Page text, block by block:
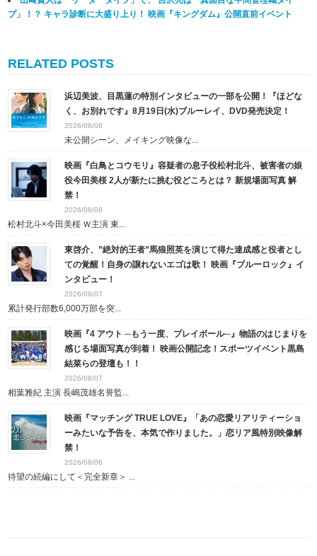
プ」！？ キャラ診断に大盛り上り！ 映画『キングダム』公開直前イベント
RELATED POSTS
浜辺美波、目黒蓮の特別インタビューの一部を公開！『ほどな
く、お別れです』8月19日(水)ブルーレイ、DVD発売決定！
2026/08/08
未公開シーン、メイキング映像な...
映画『白鳥とコウモリ』容疑者の息子役松村北斗、被害者の娘
役今田美桜 2人が新たに挑む役どころとは？ 新規場面写真 解
禁！
2026/08/08
松村北斗×今田美桜 Ｗ主演 東...
東啓介、”絶対的王者”馬狼照英を演じて得た達成感と役者とし
ての覚醒！自身の譲れないエゴは歌！ 映画『ブルーロック』イ
ンタビュー！
2026/08/07
累計発行部数6,000万部を突...
映画『4 アウト ─もう一度、プレイボール─』物語のはじまりを
感じる場面写真が到着！ 映画公開記念！スポーツイベント黒島
結菜らの登壇も！！
2026/08/07
相葉雅紀 主演 長嶋茂雄名誉監...
映画『マッチング TRUE LOVE』「あの恋愛リアリティーショ
ーみたいな予告を、本気で作りました。」恋リア風特別映像解
禁！
2026/08/06
待望の続編にして＜完全新章＞ ...